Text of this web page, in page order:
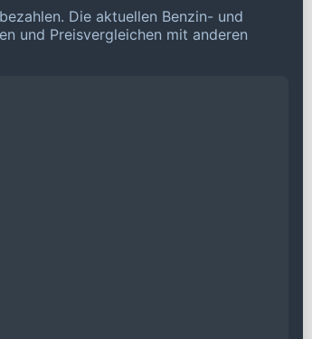
Die aktuellen Benzin- und
und Preisvergleichen mit anderen